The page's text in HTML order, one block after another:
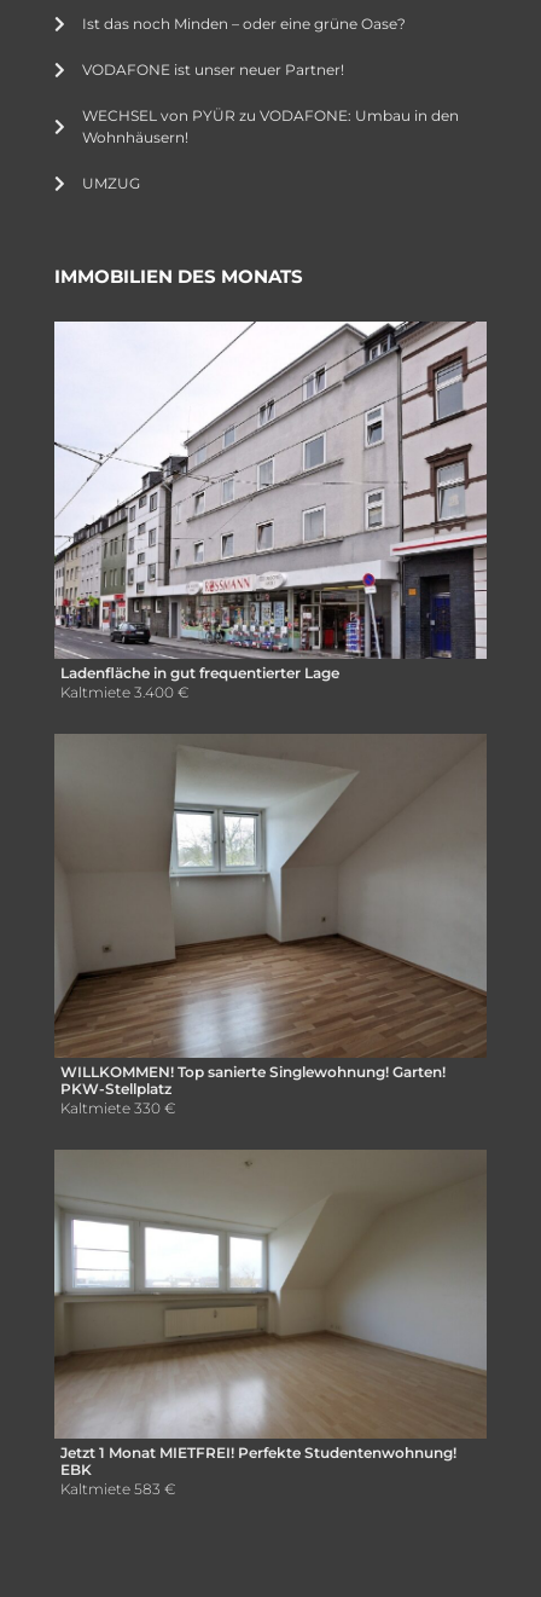
Ist das noch Minden – oder eine grüne Oase?
VODAFONE ist unser neuer Partner!
WECHSEL von PYÜR zu VODAFONE: Umbau in den
Wohnhäusern!
UMZUG
IMMOBILIEN DES MONATS
Ladenfläche in gut frequentierter Lage
Kaltmiete 3.400 €
WILLKOMMEN! Top sanierte Singlewohnung! Garten!
PKW-Stellplatz
Kaltmiete 330 €
Jetzt 1 Monat MIETFREI! Perfekte Studentenwohnung!
EBK
Kaltmiete 583 €